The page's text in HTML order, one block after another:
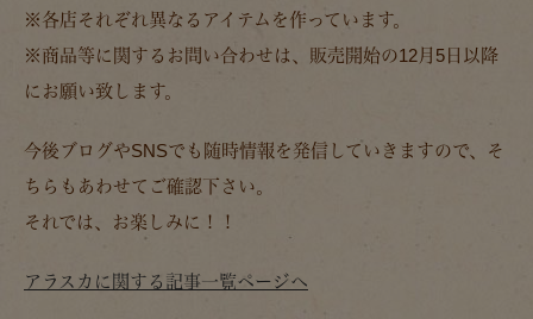
※各店それぞれ異なるアイテムを作っています。
※商品等に関するお問い合わせは、販売開始の12月5日以降
にお願い致します。
今後ブログやSNSでも随時情報を発信していきますので、そ
ちらもあわせてご確認下さい。
それでは、お楽しみに！！
アラスカに関する記事一覧ページへ